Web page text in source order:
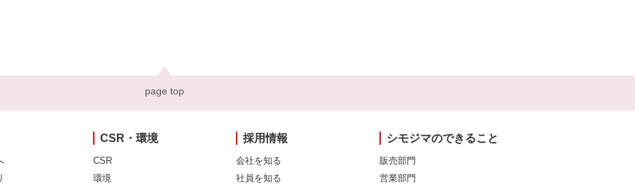
page top
CSR・環境
CSR
環境
採用情報
会社を知る
社員を知る
シモジマのできること
販売部門
営業部門